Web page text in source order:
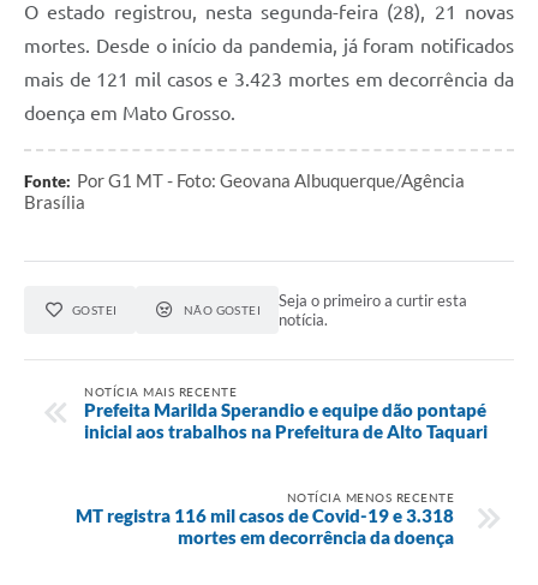
O estado registrou, nesta segunda-feira (28), 21 novas
mortes. Desde o início da pandemia, já foram notificados
mais de 121 mil casos e 3.423 mortes em decorrência da
doença em Mato Grosso.
Fonte: Por G1 MT - Foto: Geovana Albuquerque/Agência
Brasília
GOSTEI NÃO GOSTEI
Seja o primeiro a curtir esta
notícia.
NOTÍCIA MAIS RECENTE
Prefeita Marilda Sperandio e equipe dão pontapé
inicial aos trabalhos na Prefeitura de Alto Taquari
NOTÍCIA MENOS RECENTE
MT registra 116 mil casos de Covid-19 e 3.318
mortes em decorrência da doença